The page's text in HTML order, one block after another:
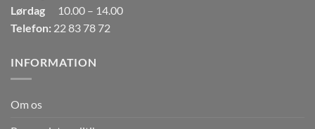
Lørdag
10.00 – 14.00
Telefon: 22 83 78 72
INFORMATION
Om os